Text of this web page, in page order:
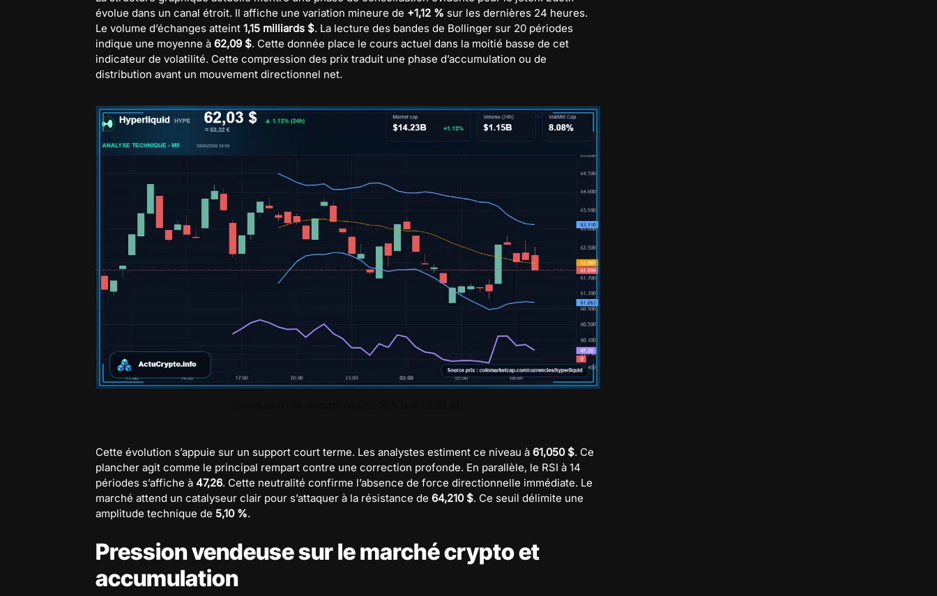
évolue dans un canal étroit. Il affiche une variation mineure de +1,12 % sur les dernières 24 heures.
Le volume d’échanges atteint 1,15 milliards $. La lecture des bandes de Bollinger sur 20 périodes
indique une moyenne à 62,09 $. Cette donnée place le cours actuel dans la moitié basse de cet
indicateur de volatilité. Cette compression des prix traduit une phase d’accumulation ou de
distribution avant un mouvement directionnel net.
Cette évolution s’appuie sur un support court terme. Les analystes estiment ce niveau à 61,050 $. Ce
plancher agit comme le principal rempart contre une correction profonde. En parallèle, le RSI à 14
périodes s’affiche à 47,26. Cette neutralité confirme l’absence de force directionnelle immédiate. Le
marché attend un catalyseur clair pour s’attaquer à la résistance de 64,210 $. Ce seuil délimite une
amplitude technique de 5,10 %.
Pression vendeuse sur le marché crypto et
accumulation